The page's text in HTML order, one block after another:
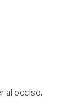
al occiso.